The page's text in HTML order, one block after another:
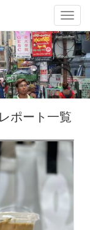
ポート一覧